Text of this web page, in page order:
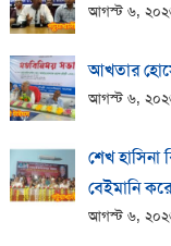
আগস্ট ৬,
আখতার
আগস্ট ৬,
শেখ হাসিনা
বেইমানি
আগস্ট ৬,